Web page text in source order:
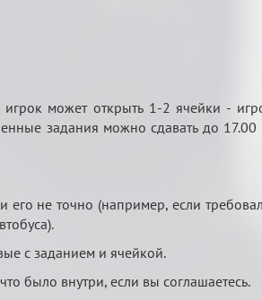
может открыть 1-2 ячейки -
задания можно сдавать до 17.00
не точно (например, если
с заданием и ячейкой.
было внутри, если вы соглашаетесь.